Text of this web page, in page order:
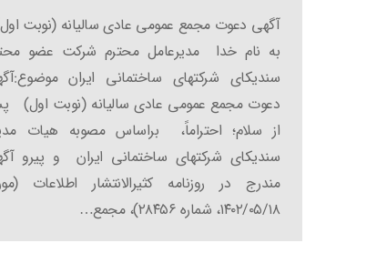
آگهی دعوت مجمع عمومی عادی سالیانه (نوبت
به نام خدا مدیرعامل محترم شرکت عضو
سندیکای شرکتهای ساختمانی ایران
دعوت مجمع عمومی عادی سالیانه (نوبت اول)
از سلام؛ احتراماً، براساس مصوبه هیات
سندیکای شرکتهای ساختمانی ایران و پیرو
مندرج در روزنامه کثیرالانتشار اطلاعات
۱۴۰۲/۰۵/۱۸، شماره ۲۸۴۵۶)، مجمع…